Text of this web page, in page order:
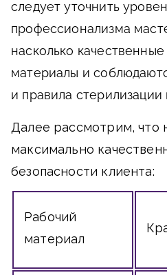
следует уточнить
профессионализма
насколько
материалы и
и правила
Далее рассмотрим, что
максимально
безопасности клиента:
Рабочий
материал